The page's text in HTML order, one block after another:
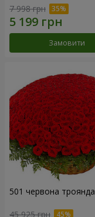
7 998 грн
Замовити
501 червона троянда
45 925 грн